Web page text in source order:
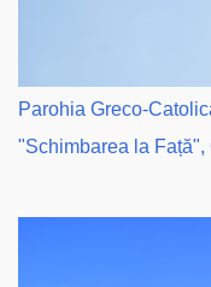
Parohia Greco-
"Schimbarea la Față",